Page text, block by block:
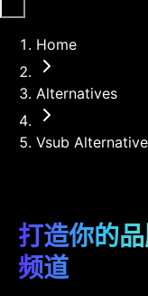
Home
Alternatives
Vsub Alternative
打造你的
频道